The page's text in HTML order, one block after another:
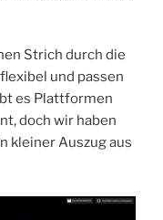
Strich durch die
und passen
es Plattformen
doch wir haben
kleiner Auszug aus